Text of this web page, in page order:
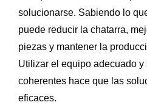
solucionarse. Sabiendo lo
puede reducir la chatarra,
piezas y mantener la
Utilizar el equipo adecuado y
coherentes hace que las
eficaces.